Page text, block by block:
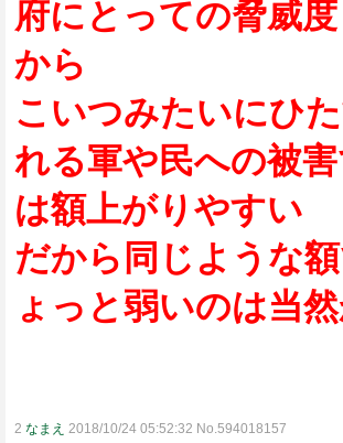
府にとっての脅威
から
こいつみたいにひ
れる軍や民への被
は額上がりやすい
だから同じような
ょっと弱いのは当
2 なまえ 2018/10/24 05:52:32 No.594018157